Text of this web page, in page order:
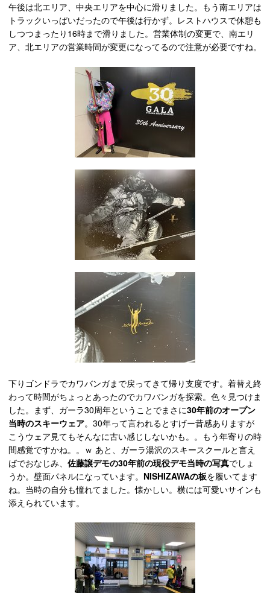
午後は北エリア、中央エリアを中心に滑りました。もう南エリアは
トラックいっぱいだったので午後は行かず。レストハウスで休憩も
しつつまったり16時まで滑りました。営業体制の変更で、南エリ
ア、北エリアの営業時間が変更になってるので注意が必要ですね。
下りゴンドラでカワバンガまで戻ってきて帰り支度です。着替え終
わって時間がちょっとあったのでカワバンガを探索。色々見つけま
した。まず、ガーラ30周年ということでまさに30年前のオープン
当時のスキーウェア。30年って言われるとすげー昔感ありますが
こうウェア見てもそんなに古い感じしないかも。。もう年寄りの時
間感覚ですかね。。ｗ あと、ガーラ湯沢のスキースクールと言え
ばでおなじみ、 佐藤譲デモの30年前の現役デモ当時の写真でしょ
うか。壁面パネルになっています。 NISHIZAWAの板を履いてます
ね。当時の自分も憧れてました。懐かしい。横には可愛いサインも
添えられています。